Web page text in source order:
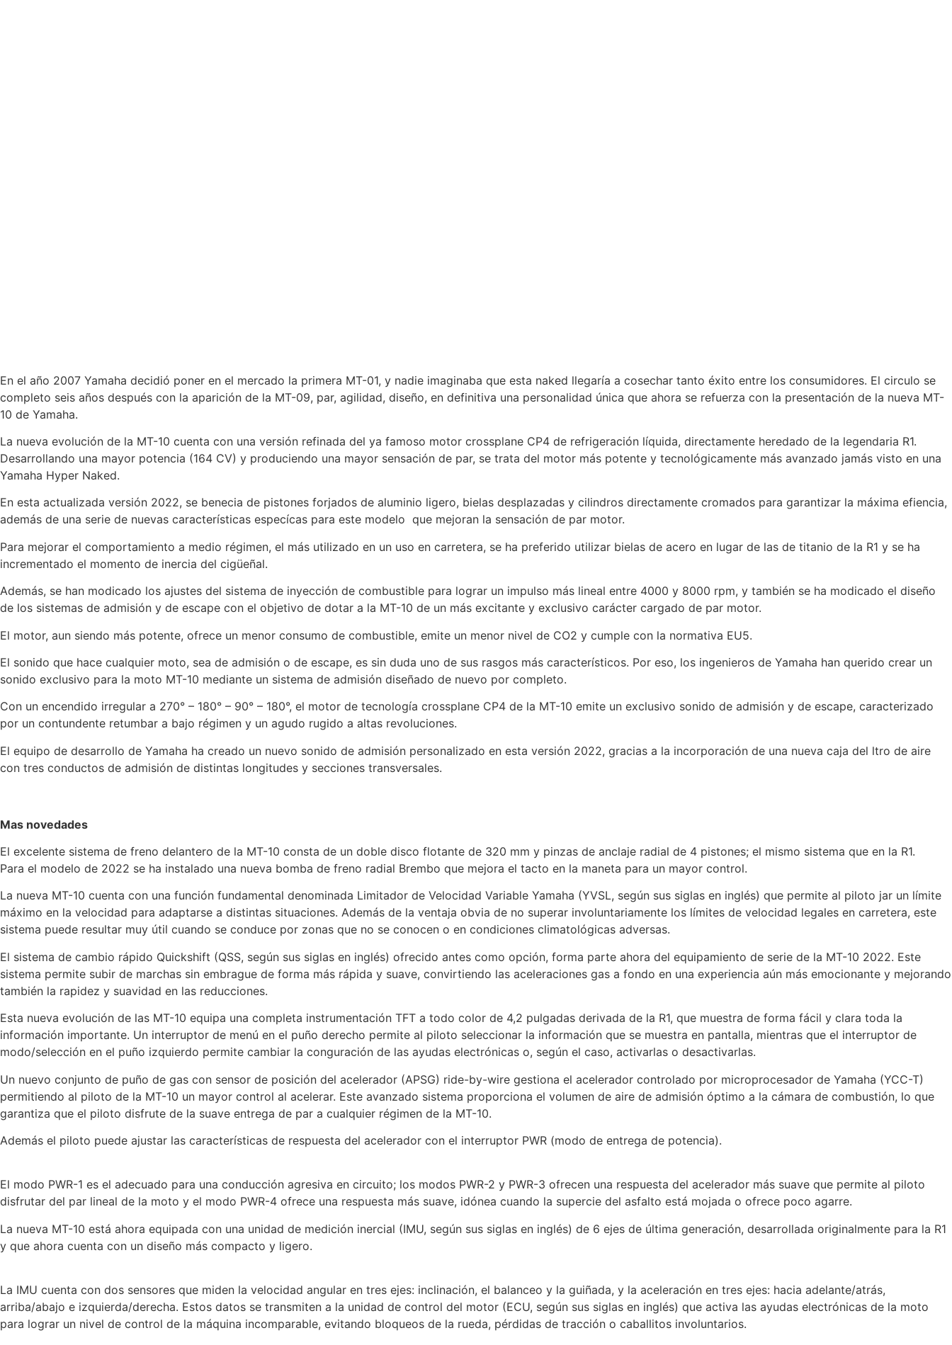
En el año 2007 Yamaha decidió poner en el mercado la primera MT-01, y nadie imaginaba que esta naked llegaría a cosechar tanto éxito entre los consumidores. El circulo se
completo seis años después con la aparición de la MT-09, par, agilidad, diseño, en definitiva una personalidad única que ahora se refuerza con la presentación de la nueva MT-
10 de Yamaha.
La nueva evolución de la MT-10 cuenta con una versión refinada del ya famoso motor crossplane CP4 de refrigeración líquida, directamente heredado de la legendaria R1.
Desarrollando una mayor potencia (164 CV) y produciendo una mayor sensación de par, se trata del motor más potente y tecnológicamente más avanzado jamás visto en una
Yamaha Hyper Naked.
En esta actualizada versión 2022, se benecia de pistones forjados de aluminio ligero, bielas desplazadas y cilindros directamente cromados para garantizar la máxima efiencia,
además de una serie de nuevas características especícas para este modelo que mejoran la sensación de par motor.
Para mejorar el comportamiento a medio régimen, el más utilizado en un uso en carretera, se ha preferido utilizar bielas de acero en lugar de las de titanio de la R1 y se ha
incrementado el momento de inercia del cigüeñal.
Además, se han modicado los ajustes del sistema de inyección de combustible para lograr un impulso más lineal entre 4000 y 8000 rpm, y también se ha modicado el diseño
de los sistemas de admisión y de escape con el objetivo de dotar a la MT-10 de un más excitante y exclusivo carácter cargado de par motor.
El motor, aun siendo más potente, ofrece un menor consumo de combustible, emite un menor nivel de CO2 y cumple con la normativa EU5.
El sonido que hace cualquier moto, sea de admisión o de escape, es sin duda uno de sus rasgos más característicos. Por eso, los ingenieros de Yamaha han querido crear un
sonido exclusivo para la moto MT-10 mediante un sistema de admisión diseñado de nuevo por completo.
Con un encendido irregular a 270° – 180° – 90° – 180°, el motor de tecnología crossplane CP4 de la MT-10 emite un exclusivo sonido de admisión y de escape, caracterizado
por un contundente retumbar a bajo régimen y un agudo rugido a altas revoluciones.
El equipo de desarrollo de Yamaha ha creado un nuevo sonido de admisión personalizado en esta versión 2022, gracias a la incorporación de una nueva caja del ltro de aire
con tres conductos de admisión de distintas longitudes y secciones transversales.
Mas novedades
El excelente sistema de freno delantero de la MT-10 consta de un doble disco flotante de 320 mm y pinzas de anclaje radial de 4 pistones; el mismo sistema que en la R1.
Para el modelo de 2022 se ha instalado una nueva bomba de freno radial Brembo que mejora el tacto en la maneta para un mayor control.
La nueva MT-10 cuenta con una función fundamental denominada Limitador de Velocidad Variable Yamaha (YVSL, según sus siglas en inglés) que permite al piloto jar un límite
máximo en la velocidad para adaptarse a distintas situaciones. Además de la ventaja obvia de no superar involuntariamente los límites de velocidad legales en carretera, este
sistema puede resultar muy útil cuando se conduce por zonas que no se conocen o en condiciones climatológicas adversas.
El sistema de cambio rápido Quickshift (QSS, según sus siglas en inglés) ofrecido antes como opción, forma parte ahora del equipamiento de serie de la MT-10 2022. Este
sistema permite subir de marchas sin embrague de forma más rápida y suave, convirtiendo las aceleraciones gas a fondo en una experiencia aún más emocionante y mejorando
también la rapidez y suavidad en las reducciones.
Esta nueva evolución de las MT-10 equipa una completa instrumentación TFT a todo color de 4,2 pulgadas derivada de la R1, que muestra de forma fácil y clara toda la
información importante. Un interruptor de menú en el puño derecho permite al piloto seleccionar la información que se muestra en pantalla, mientras que el interruptor de
modo/selección en el puño izquierdo permite cambiar la conguración de las ayudas electrónicas o, según el caso, activarlas o desactivarlas.
Un nuevo conjunto de puño de gas con sensor de posición del acelerador (APSG) ride-by-wire gestiona el acelerador controlado por microprocesador de Yamaha (YCC-T)
permitiendo al piloto de la MT-10 un mayor control al acelerar. Este avanzado sistema proporciona el volumen de aire de admisión óptimo a la cámara de combustión, lo que
garantiza que el piloto disfrute de la suave entrega de par a cualquier régimen de la MT-10.
Además el piloto puede ajustar las características de respuesta del acelerador con el interruptor PWR (modo de entrega de potencia).
El modo PWR-1 es el adecuado para una conducción agresiva en circuito; los modos PWR-2 y PWR-3 ofrecen una respuesta del acelerador más suave que permite al piloto
disfrutar del par lineal de la moto y el modo PWR-4 ofrece una respuesta más suave, idónea cuando la supercie del asfalto está mojada o ofrece poco agarre.
La nueva MT-10 está ahora equipada con una unidad de medición inercial (IMU, según sus siglas en inglés) de 6 ejes de última generación, desarrollada originalmente para la R1
y que ahora cuenta con un diseño más compacto y ligero.
La IMU cuenta con dos sensores que miden la velocidad angular en tres ejes: inclinación, el balanceo y la guiñada, y la aceleración en tres ejes: hacia adelante/atrás,
arriba/abajo e izquierda/derecha. Estos datos se transmiten a la unidad de control del motor (ECU, según sus siglas en inglés) que activa las ayudas electrónicas de la moto
para lograr un nivel de control de la máquina incomparable, evitando bloqueos de la rueda, pérdidas de tracción o caballitos involuntarios.